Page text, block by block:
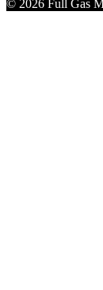
© 2026 Full Gas